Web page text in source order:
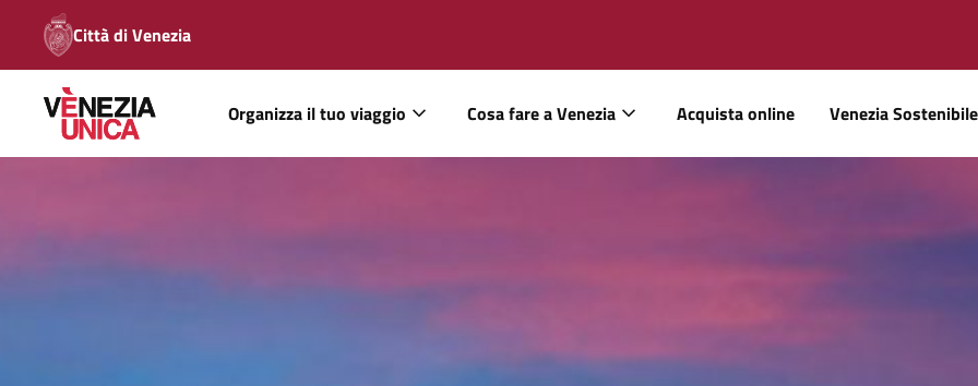
Città di Venezia
Organizza il tuo viaggio Cosa fare a Venezia Acquista online Venezia Sostenibile